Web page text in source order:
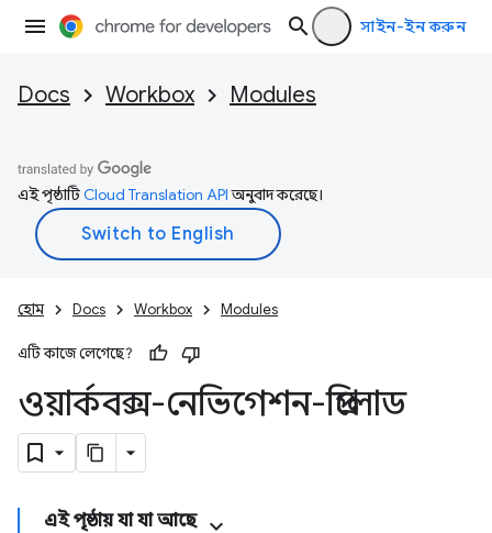
সাইন-ইন করুন
Docs Workbox Modules
এই পৃষ্ঠাটিCloud Translation APIঅনুবাদ করেছে।
হোম Docs Workbox Modules
এটি কাজে লেগেছে?
ওয়ার্কবক্স-নেভিগেশন-প্রিলোড
এই পৃষ্ঠায় যা যা আছে